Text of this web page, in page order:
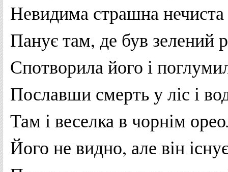
Невидима страшнанечиста
Пануєтам, де був зелений
Спотворилайого і
Пославши смертьу ліс і
Там івеселкав чорнім
Його не видно, але він